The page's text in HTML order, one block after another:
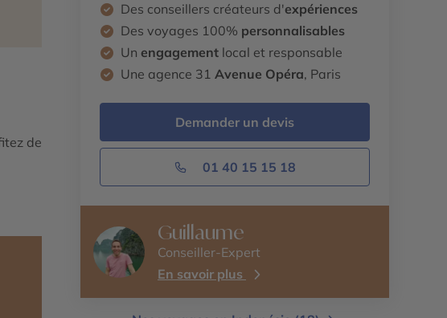
de
Des conseillers créateurs d'expériences
Des voyages 100% personnalisables
Un engagement local et responsable
Une agence 31 Avenue Opéra, Paris
Demander un devis
01 40 15 15 18
Guillaume
Conseiller-Expert
En savoir plus